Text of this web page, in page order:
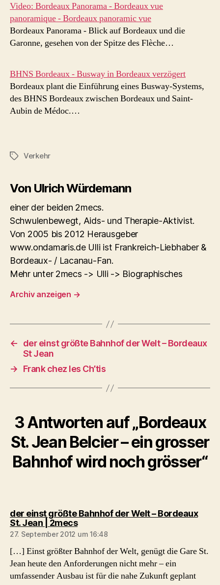
Video: Bordeaux Panorama - Bordeaux vue
panoramique - Bordeaux panoramic vue
Bordeaux Panorama - Blick auf Bordeaux und die
Garonne, gesehen von der Spitze des Flèche…
BHNS Bordeaux - Busway in Bordeaux verzögert
Bordeaux plant die Einführung eines Busway-Systems,
des BHNS Bordeaux zwischen Bordeaux und Saint-
Aubin de Médoc.…
Schlagwörter
Verkehr
Von Ulrich Würdemann
einer der beiden 2mecs.
Schwulenbewegt, Aids- und Therapie-Aktivist.
Von 2005 bis 2012 Herausgeber
www.ondamaris.de Ulli ist Frankreich-Liebhaber &
Bordeaux- / Lacanau-Fan.
Mehr unter 2mecs -> Ulli -> Biographisches
Archiv anzeigen →
←
der einst größte Bahnhof der Welt – Bordeaux
St Jean
→
Frank chez les Ch’tis
3 Antworten auf „Bordeaux
St. Jean Belcier – ein grosser
Bahnhof wird noch grösser“
der einst größte Bahnhof der Welt – Bordeaux
St. Jean | 2mecssagt:
27. September 2012 um 16:48
[…] Einst größter Bahnhof der Welt, genügt die Gare St.
Jean heute den Anforderungen nicht mehr – ein
umfassender Ausbau ist für die nahe Zukunft geplant